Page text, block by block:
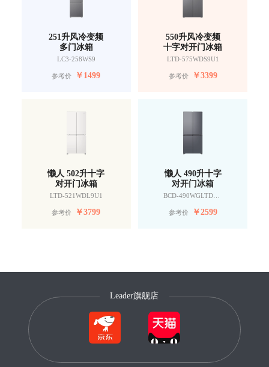
251升风冷变频
多门冰箱
LC3-258WS9
参考价 ￥1499
550升风冷变频
十字对开门冰箱
LTD-575WDS9U1
参考价 ￥3399
懒人 502升十字
对开门冰箱
LTD-521WDL9U1
参考价 ￥3799
懒人 490升十字
对开门冰箱
BCD-490WGLTDD9G9U1
参考价 ￥2599
Leader旗舰店